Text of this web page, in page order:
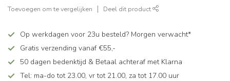
Toevoegen om te vergelijken Deel dit product
Op werkdagen voor 23u besteld? Morgen verwacht*
Gratis verzending vanaf €55,-
50 dagen bedenktijd & Betaal achteraf met Klarna
Tel: ma-do tot 23.00, vr tot 21.00, za tot 17.00 uur